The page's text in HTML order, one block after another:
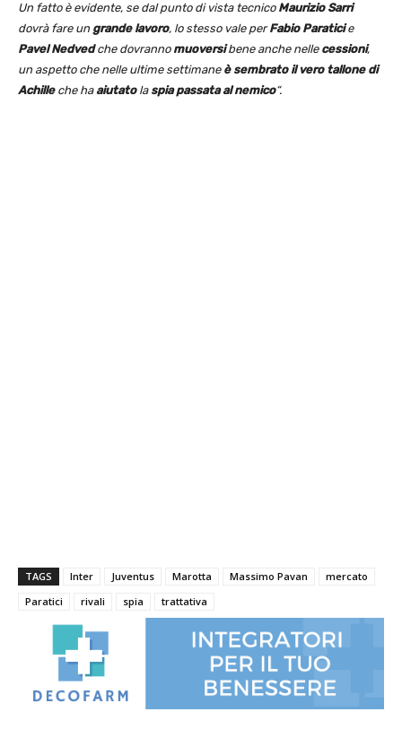
Un fatto è evidente, se dal punto di vista tecnico Maurizio Sarri
dovrà fare un grande lavoro, lo stesso vale perFabio Paraticie
Pavel Nedvedche dovranno muoversibene anche nelle cessioni,
un aspetto che nelle ultime settimane è sembrato il vero tallone di
Achilleche haaiutatola spia passata al nemico“.
TAGS Inter Juventus Marotta Massimo Pavan
mercato
Paratici
rivali spia trattativa